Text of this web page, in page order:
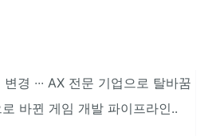
경 ∙∙∙ AX 전문 기업으로 탈바꿈
바뀐 게임 개발 파이프라인..